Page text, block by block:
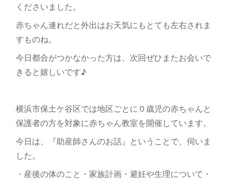
くださいました。
赤ちゃん連れだと外出はお天気にもとても左右されま
すものね。
今日都合がつかなかった方は、次回ぜひまたお会いで
きると嬉しいです♪
横浜市保土ケ谷区では地区ごとに０歳児の赤ちゃんと
保護者の方を対象に赤ちゃん教室を開催しています。
今日は、『助産師さんのお話』ということで、伺いま
した。
・産後の体のこと・家族計画・避妊や生理について・